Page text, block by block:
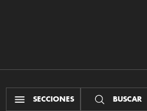
SECCIONES BUSCAR